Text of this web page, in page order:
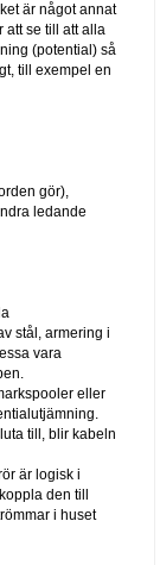
är något annat
att se till att alla
(potential) så
till exempel en
gör),
ledande
stål, armering i
vara
eller
till, blir kabeln
är logisk i
den till
i huset